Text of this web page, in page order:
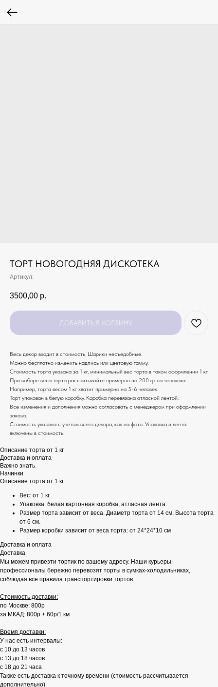
ТОРТ НОВОГОДНЯЯ ДИСКОТЕКА
Артикул:
3500,00 р.
ДОБАВИТЬ В КОРЗИНУ
Весь декор входит в стоимость. Шарики несъедобные.
Можно бесплатно изменить надпись или цветовую гамму.
Стоимость торта указана за 1 кг, минимальный вес торта в таком оформлении 1 кг.
При выборе веса торта рассчитывайте примерно по 200 гр на человека.
Например, торта весом 1 кг хватит примерно на 5-6 человек.
Торт упакован в белую коробку. Коробка перевязана атласной лентой.
Все изменения и дополнения можно согласовать с менеджером при оформлении
заказа.
Стоимость указана с учётом всего декора, как на фото. Упаковка и лента
включены в стоимость.
Описание торта от 1 кг
Доставка и оплата
Важно знать
Начинки
Описание торта от 1 кг
Вес: от 1 кг.
Упаковка: белая картонная коробка, атласная лента.
Размер торта зависит от веса. Диаметр торта от 14 см. Высота торта
от 6 см.
Размер коробки зависит от веса торта: от 24*24*10 см
Доставка и оплата
Доставка
Мы можем привезти тортик по вашему адресу. Наши курьеры-
профессионалы бережно перевозят торты в сумках-холодильниках,
соблюдая все правила транспортировки тортов.
Стоимость доставки:
по Москве: 800р
за МКАД: 800р + 60р/1 км
Время доставки:
У нас есть интервалы:
с 10 до 13 часов
с 13 до 18 часов
с 18 до 21 часа
Также есть доставка к точному времени (стоимость рассчитывается
дополнительно)